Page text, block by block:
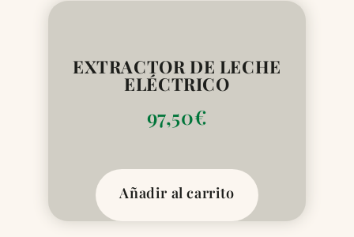
EXTRACTOR DE LECHE
ELÉCTRICO
97,50€
Añadir al carrito